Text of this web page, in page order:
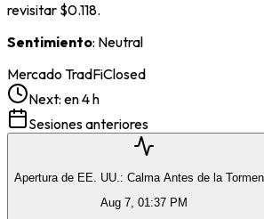
revisitar $0.118.
Sentimiento: Neutral
Mercado TradFiClosed
Next: en 4 h
Sesiones anteriores
Apertura de EE. UU.: Calma Antes de la
Aug 7, 01:37 PM